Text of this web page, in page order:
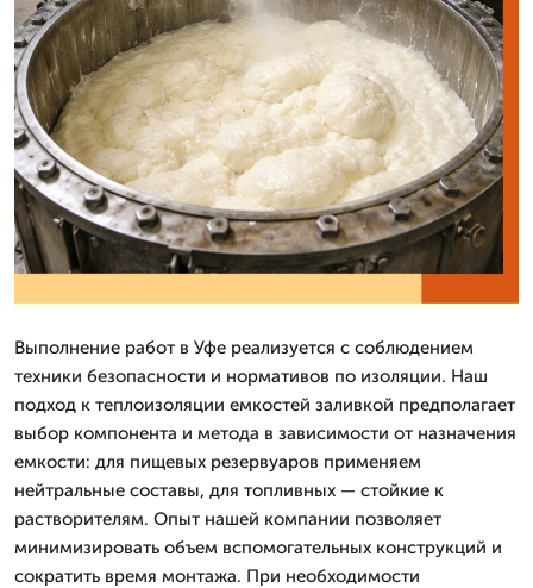
Выполнение работ в Уфе реализуется с соблюдением
техники безопасности и нормативов по изоляции. Наш
подход к теплоизоляции емкостей заливкой предполагает
выбор компонента и метода в зависимости от назначения
емкости: для пищевых резервуаров применяем
нейтральные составы, для топливных — стойкие к
растворителям. Опыт нашей компании позволяет
минимизировать объем вспомогательных конструкций и
сократить время монтажа. При необходимости